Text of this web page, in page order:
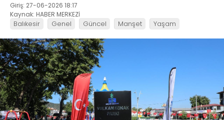
Giriş: 27-06-2026 18:17
Kaynak: HABER MERKEZİ
Balıkesir Genel Güncel Manşet Yaşam